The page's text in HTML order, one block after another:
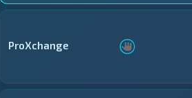
ProXchange